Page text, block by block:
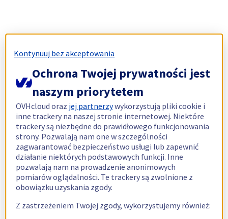
Kontynuuj bez akceptowania
Ochrona Twojej prywatności jest
naszym priorytetem
OVHcloud oraz jej partnerzywykorzystują pliki cookie i
inne trackery na naszej stronie internetowej. Niektóre
trackery są niezbędne do prawidłowego funkcjonowania
strony. Pozwalają nam one w szczególności
zagwarantować bezpieczeństwo usługi lub zapewnić
działanie niektórych podstawowych funkcji. Inne
pozwalają nam na prowadzenie anonimowych
pomiarów oglądalności. Te trackery są zwolnione z
obowiązku uzyskania zgody.
Z zastrzeżeniem Twojej zgody, wykorzystujemy również: